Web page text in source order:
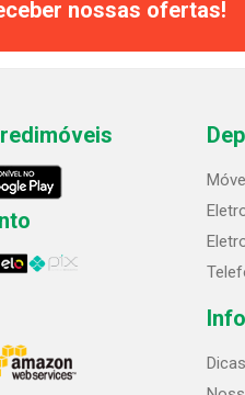
nossas ofertas!